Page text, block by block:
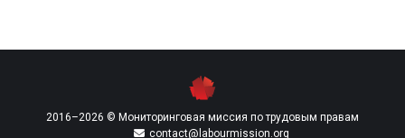
2016–2026 © Мониторинговая миссия по трудовым правам
contact@labourmission.org